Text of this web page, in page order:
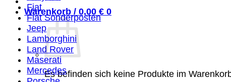
Warenkorb / 0,00 € 0
Es befinden sich keine Produkte im
Fiat
Fiat Sonderposten
Jeep
Lamborghini
Land Rover
Maserati
Mercedes